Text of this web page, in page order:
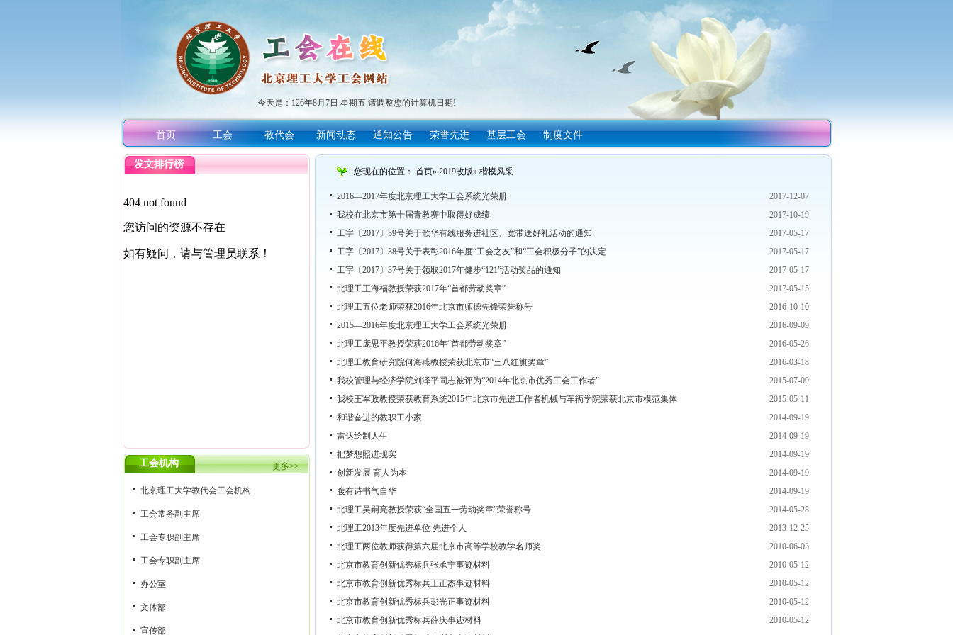
今天是： 126年8月7日 星期五 请调整您的计算机日期!
首页 工会 教代会 新闻动态 通知公告 荣誉先进 基层工会 制度文件
发文排行榜
更多>>
工会机构
北京理工大学教代会工会机构
工会常务副主席
工会专职副主席
工会专职副主席
办公室
文体部
宣传部
您现在的位置： 首页» 2019改版» 楷模风采
2017-12-07
2016—2017年度北京理工大学工会系统光荣册
2017-10-19
我校在北京市第十届青教赛中取得好成绩
2017-05-17
工字〔2017〕39号关于歌华有线服务进社区、宽带送好礼活动的通知
2017-05-17
工字〔2017〕38号关于表彰2016年度“工会之友”和“工会积极分子”的决定
2017-05-17
工字〔2017〕37号关于领取2017年健步“121”活动奖品的通知
2017-05-15
北理工王海福教授荣获2017年“首都劳动奖章”
2016-10-10
北理工五位老师荣获2016年北京市师德先锋荣誉称号
2016-09-09
2015—2016年度北京理工大学工会系统光荣册
2016-05-26
北理工庞思平教授荣获2016年“首都劳动奖章”
2016-03-18
北理工教育研究院何海燕教授荣获北京市“三八红旗奖章”
2015-07-09
我校管理与经济学院刘泽平同志被评为“2014年北京市优秀工会工作者”
2015-05-11
我校王军政教授荣获教育系统2015年北京市先进工作者机械与车辆学院荣获北京市模范集体
2014-09-19
和谐奋进的教职工小家
2014-09-19
雷达绘制人生
2014-09-19
把梦想照进现实
2014-09-19
创新发展 育人为本
2014-09-19
腹有诗书气自华
2014-05-28
北理工吴嗣亮教授荣获“全国五一劳动奖章”荣誉称号
2013-12-25
北理工2013年度先进单位 先进个人
2010-06-03
北理工两位教师获得第六届北京市高等学校教学名师奖
2010-05-12
北京市教育创新优秀标兵张承宁事迹材料
2010-05-12
北京市教育创新优秀标兵王正杰事迹材料
2010-05-12
北京市教育创新优秀标兵彭光正事迹材料
2010-05-12
北京市教育创新优秀标兵薛庆事迹材料